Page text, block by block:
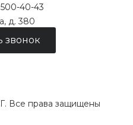
40-43
д. 380
звонок
Все права защищены